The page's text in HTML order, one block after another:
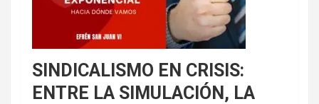
SINDICALISMO EN CRISIS:
ENTRE LA SIMULACIÓN, LA